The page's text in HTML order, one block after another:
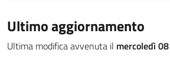
Ultimo aggiornamento
Ultima modifica avvenuta il mercoledì